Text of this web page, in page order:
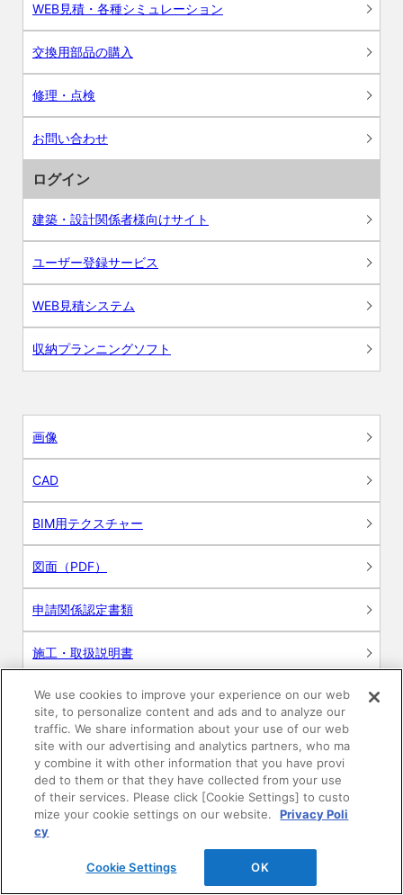
WEB見積・各種シミュレーション
交換用部品の購入
修理・点検
お問い合わせ
ログイン
建築・設計関係者様向けサイト
ユーザー登録サービス
WEB見積システム
収納プランニングソフト
画像
CAD
BIM用テクスチャー
図面（PDF）
申請関係認定書類
施工・取扱説明書
動画
シミュレーションツール
24時間換気システム〈エアスマート〉
簡易設計見積ソフト
R&Dセンター環境測定・分析サービス
商品マスター申し込み
We use cookies to improve your experience on our web
site, to personalize content and ads and to analyze our
traffic. We share information about your use of our web
site with our advertising and analytics partners, who ma
y combine it with other information that you have provi
ded to them or that they have collected from your use
of their services. Please click [Cookie Settings] to custo
mize your cookie settings on our website.
Privacy Poli
cy
Cookie Settings OK